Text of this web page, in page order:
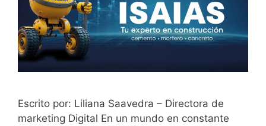
Escrito por: Liliana Saavedra – Directora de
marketing Digital En un mundo en constante